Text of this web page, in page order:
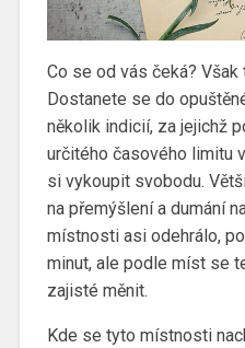
Co se od vás čeká?
Dostanete se do
několik indicií, za jejichž
určitého časového limitu
si vykoupit svobodu.
na přemýšlení a dumání
místnosti asi odehrálo,
minut, ale podle míst se
zajisté měnit.
Kde se tyto místnosti